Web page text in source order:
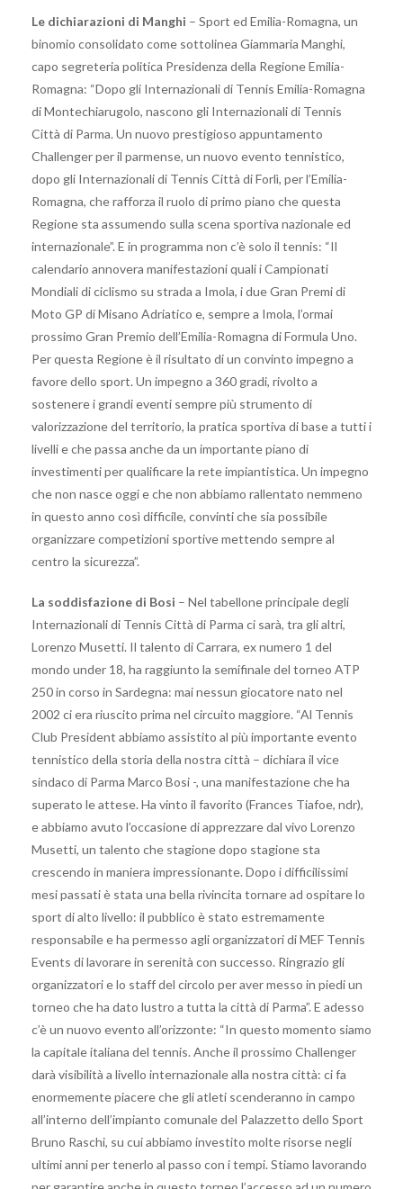
Le dichiarazioni di Manghi – Sport ed Emilia-Romagna, un
binomio consolidato come sottolinea Giammaria Manghi,
capo segreteria politica Presidenza della Regione Emilia-
Romagna: “Dopo gli Internazionali di Tennis Emilia-Romagna
di Montechiarugolo, nascono gli Internazionali di Tennis
Città di Parma. Un nuovo prestigioso appuntamento
Challenger per il parmense, un nuovo evento tennistico,
dopo gli Internazionali di Tennis Città di Forlì, per l’Emilia-
Romagna, che rafforza il ruolo di primo piano che questa
Regione sta assumendo sulla scena sportiva nazionale ed
internazionale”. E in programma non c’è solo il tennis: “Il
calendario annovera manifestazioni quali i Campionati
Mondiali di ciclismo su strada a Imola, i due Gran Premi di
Moto GP di Misano Adriatico e, sempre a Imola, l’ormai
prossimo Gran Premio dell’Emilia-Romagna di Formula Uno.
Per questa Regione è il risultato di un convinto impegno a
favore dello sport. Un impegno a 360 gradi, rivolto a
sostenere i grandi eventi sempre più strumento di
valorizzazione del territorio, la pratica sportiva di base a tutti i
livelli e che passa anche da un importante piano di
investimenti per qualificare la rete impiantistica. Un impegno
che non nasce oggi e che non abbiamo rallentato nemmeno
in questo anno così difficile, convinti che sia possibile
organizzare competizioni sportive mettendo sempre al
centro la sicurezza”.
La soddisfazione di Bosi – Nel tabellone principale degli
Internazionali di Tennis Città di Parma ci sarà, tra gli altri,
Lorenzo Musetti. Il talento di Carrara, ex numero 1 del
mondo under 18, ha raggiunto la semifinale del torneo ATP
250 in corso in Sardegna: mai nessun giocatore nato nel
2002 ci era riuscito prima nel circuito maggiore. “Al Tennis
Club President abbiamo assistito al più importante evento
tennistico della storia della nostra città – dichiara il vice
sindaco di Parma Marco Bosi -, una manifestazione che ha
superato le attese. Ha vinto il favorito (Frances Tiafoe, ndr),
e abbiamo avuto l’occasione di apprezzare dal vivo Lorenzo
Musetti, un talento che stagione dopo stagione sta
crescendo in maniera impressionante. Dopo i difficilissimi
mesi passati è stata una bella rivincita tornare ad ospitare lo
sport di alto livello: il pubblico è stato estremamente
responsabile e ha permesso agli organizzatori di MEF Tennis
Events di lavorare in serenità con successo. Ringrazio gli
organizzatori e lo staff del circolo per aver messo in piedi un
torneo che ha dato lustro a tutta la città di Parma”. E adesso
c’è un nuovo evento all’orizzonte: “In questo momento siamo
la capitale italiana del tennis. Anche il prossimo Challenger
darà visibilità a livello internazionale alla nostra città: ci fa
enormemente piacere che gli atleti scenderanno in campo
all’interno dell’impianto comunale del Palazzetto dello Sport
Bruno Raschi, su cui abbiamo investito molte risorse negli
ultimi anni per tenerlo al passo con i tempi. Stiamo lavorando